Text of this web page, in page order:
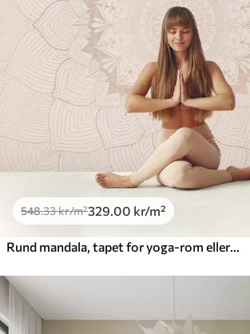
548.33kr/m²329.00 kr/m²
Rund mandala, tapet for yoga-rom eller for å harmonisere det personlige rommet. Veggmandala i varme pastellfarger på en strukturert, uregelmessig bakgrunn